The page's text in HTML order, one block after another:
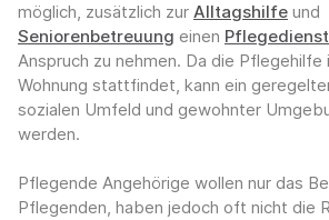
möglich, zusätzlich zur Alltagshilfe und
Seniorenbetreuung einen Pflegedienst
Anspruch zu nehmen. Da die
Wohnung stattfindet, kann ein
sozialen Umfeld und gewohnter
werden.
Pflegende Angehörige wollen nur das
Pflegenden, haben jedoch oft nicht die